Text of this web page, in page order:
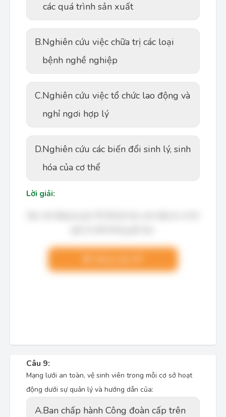
các quá trình sản xuất
B.Nghiên cứu việc chữa trị các loại
bệnh nghề nghiệp
C.Nghiên cứu việc tổ chức lao động và
nghỉ ngơi hợp lý
D.Nghiên cứu các biến đổi sinh lý, sinh
hóa của cơ thể
Lời giải:
Câu 9:
Mạng lưới an toàn, vệ sinh viên trong mỗi cơ sở hoạt
động dưới sự quản lý và hướng dẫn của:
A.Ban chấp hành Công đoàn cấp trên